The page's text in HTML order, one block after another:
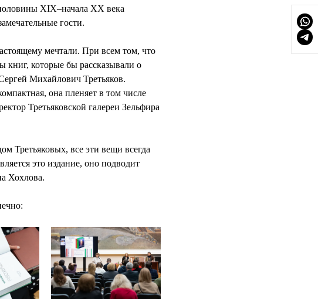
XIX–начала XX века
гости.
мечтали. При всем том, что
книг, которые бы рассказывали о
Михайлович Третьяков.
она пленяет в том числе
Третьяковской галереи Зельфира
Третьяковых, все эти вещи всегда
это издание, оно подводит
Хохлова.